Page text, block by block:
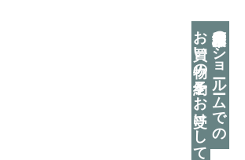
神奈川県相模原市のショールームでの